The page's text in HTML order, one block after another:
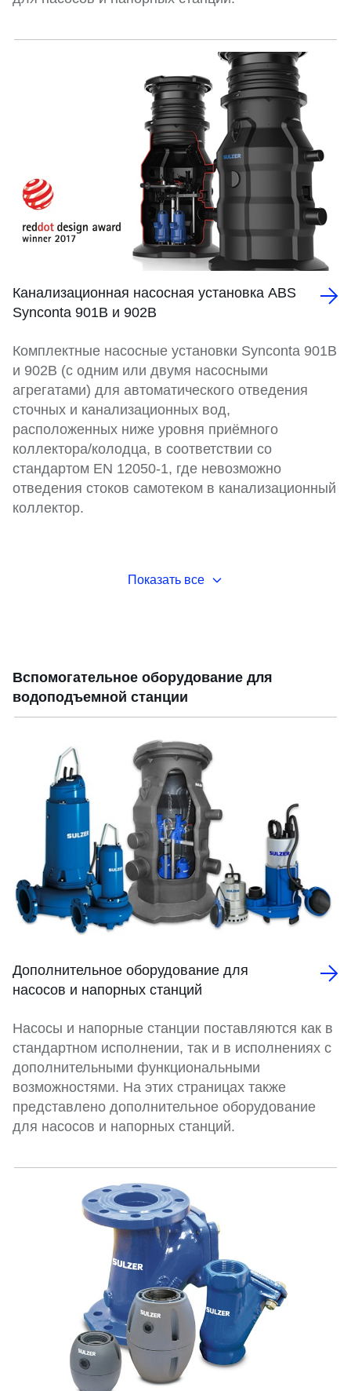
Канализационная насосная установка ABS
Synconta 901B и 902B
Комплектные насосные установки Synconta 901B
и 902B (с одним или двумя насосными
агрегатами) для автоматического отведения
сточных и канализационных вод,
расположенных ниже уровня приёмного
коллектора/колодца, в соответствии со
стандартом EN 12050-1, где невозможно
отведения стоков самотеком в канализационный
коллектор.
Показать все
Вспомогательное оборудование для
водоподъемной станции
Дополнительное оборудование для
насосов и напорных станций
Насосы и напорные станции поставляются как в
стандартном исполнении, так и в исполнениях с
дополнительными функциональными
возможностями. На этих страницах также
представлено дополнительное оборудование
для насосов и напорных станций.